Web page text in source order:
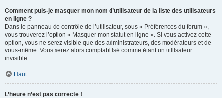
Comment puis-je masquer mon nom d’utilisateur de la liste des utilisateurs
en ligne ?
Dans le panneau de contrôle de l’utilisateur, sous « Préférences du forum »,
vous trouverez l’option « Masquer mon statut en ligne ». Si vous activez cette
option, vous ne serez visible que des administrateurs, des modérateurs et de
vous-même. Vous serez alors comptabilisé comme étant un utilisateur
invisible.
Haut
L’heure n’est pas correcte !